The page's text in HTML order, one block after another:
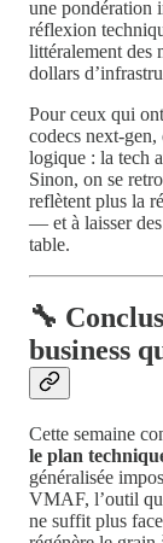
une pondération
réflexion
littéralement des
dollars
Pour ceux qui
codecs next-
logique : la tech
Sinon, on se
reflètent plus la
— et à laisser des
table.
🔧
business
Cette semaine
le plan
généralisée
VMAF, l’outil
ne suffit plus